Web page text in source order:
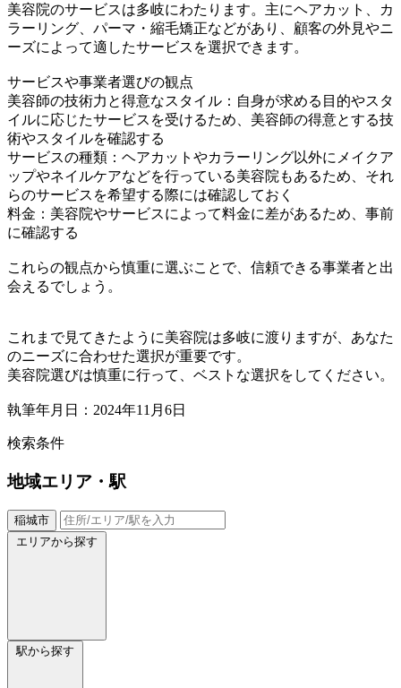
美容院のサービスは多岐にわたります。主にヘアカット、カ
ラーリング、パーマ・縮毛矯正などがあり、顧客の外見やニ
ーズによって適したサービスを選択できます。
サービスや事業者選びの観点
美容師の技術力と得意なスタイル：自身が求める目的やスタ
イルに応じたサービスを受けるため、美容師の得意とする技
術やスタイルを確認する
サービスの種類：ヘアカットやカラーリング以外にメイクア
ップやネイルケアなどを行っている美容院もあるため、それ
らのサービスを希望する際には確認しておく
料金：美容院やサービスによって料金に差があるため、事前
に確認する
これらの観点から慎重に選ぶことで、信頼できる事業者と出
会えるでしょう。
これまで見てきたように美容院は多岐に渡りますが、あなた
のニーズに合わせた選択が重要です。
美容院選びは慎重に行って、ベストな選択をしてください。
執筆年月日：2024年11月6日
検索条件
地域エリア・駅
稲城市
エリアから探す
駅から探す